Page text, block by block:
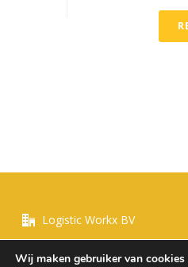
Logistic Workx BV
+ 31 630955339
Wij maken gebruiker van